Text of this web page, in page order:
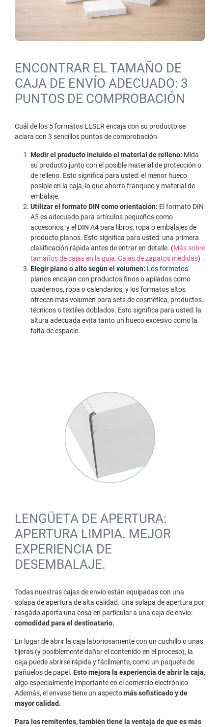
ENCONTRAR EL TAMAÑO DE
CAJA DE ENVÍO ADECUADO: 3
PUNTOS DE COMPROBACIÓN
Cuál de los 5 formatos LESER encaja con su producto se
aclara con 3 sencillos puntos de comprobación.
Medir el producto incluido el material de relleno: Mida
su producto junto con el posible material de protección o
de relleno. Esto significa para usted: el menor hueco
posible en la caja, lo que ahorra franqueo y material de
embalaje.
Utilizar el formato DIN como orientación: El formato DIN
A5 es adecuado para artículos pequeños como
accesorios, y el DIN A4 para libros, ropa o embalajes de
producto planos. Esto significa para usted: una primera
clasificación rápida antes de entrar en detalle. (Más sobre
tamaños de cajas en la guía: Cajas de zapatos medidas)
Elegir plano o alto según el volumen: Los formatos
planos encajan con productos finos o apilados como
cuadernos, ropa o calendarios, y los formatos altos
ofrecen más volumen para sets de cosmética, productos
técnicos o textiles doblados. Esto significa para usted: la
altura adecuada evita tanto un hueco excesivo como la
falta de espacio.
LENGÜETA DE APERTURA:
APERTURA LIMPIA. MEJOR
EXPERIENCIA DE
DESEMBALAJE.
Todas nuestras cajas de envío están equipadas con una
solapa de apertura de alta calidad. Una solapa de apertura por
rasgado aporta una cosa en particular a una caja de envío:
comodidad para el destinatario.
En lugar de abrir la caja laboriosamente con un cuchillo o unas
tijeras (y posiblemente dañar el contenido en el proceso), la
caja puede abrirse rápida y fácilmente, como un paquete de
pañuelos de papel. Esto mejora la experiencia de abrir la caja,
algo especialmente importante en el comercio electrónico.
Además, el envase tiene un aspectomás sofisticado y de
mayor calidad.
Para los remitentes, también tiene la ventaja de que es más